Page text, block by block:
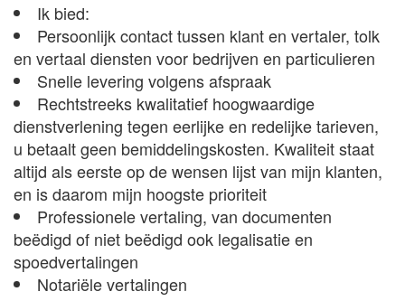
Ik bied:
Persoonlijk contact tussen klant en vertaler, tolk
en vertaal diensten voor bedrijven en particulieren
Snelle levering volgens afspraak
Rechtstreeks kwalitatief hoogwaardige
dienstverlening tegen eerlijke en redelijke tarieven,
u betaalt geen bemiddelingskosten. Kwaliteit staat
altijd als eerste op de wensen lijst van mijn klanten,
en is daarom mijn hoogste prioriteit
Professionele vertaling, van documenten
beëdigd of niet beëdigd ook legalisatie en
spoedvertalingen
Notariële vertalingen